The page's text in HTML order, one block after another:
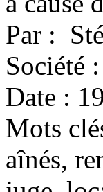
Par :
Société
Date :
Mots
aînés,